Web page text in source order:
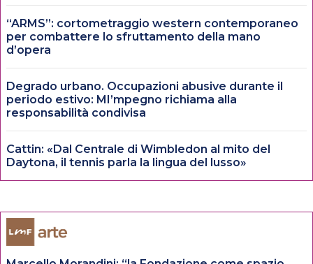
“ARMS”: cortometraggio western contemporaneo
per combattere lo sfruttamento della mano
d’opera
Degrado urbano. Occupazioni abusive durante il
periodo estivo: MI’mpegno richiama alla
responsabilità condivisa
Cattin: «Dal Centrale di Wimbledon al mito del
Daytona, il tennis parla la lingua del lusso»